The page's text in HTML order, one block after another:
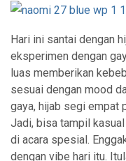
Hari ini santai dengan
eksperimen dengan
luas memberikan
sesuai dengan mood
gaya, hijab segi empat
Jadi, bisa tampil
di acara spesial.
dengan vibe hari itu.